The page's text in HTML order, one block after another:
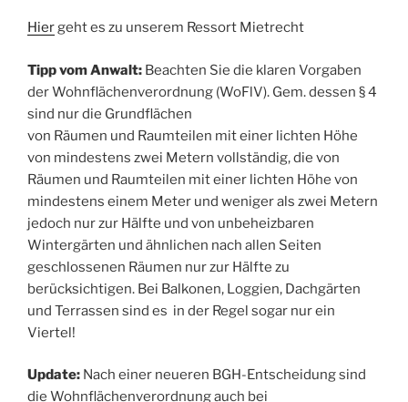
Hiergeht es zu unserem Ressort Mietrecht
Tipp vom Anwalt: Beachten Sie die klaren Vorgaben
der Wohnflächenverordnung (WoFlV). Gem. dessen § 4
sind nur die Grundflächen
von Räumen und Raumteilen mit einer lichten Höhe
von mindestens zwei Metern vollständig, die von
Räumen und Raumteilen mit einer lichten Höhe von
mindestens einem Meter und weniger als zwei Metern
jedoch nur zur Hälfte und von unbeheizbaren
Wintergärten und ähnlichen nach allen Seiten
geschlossenen Räumen nur zur Hälfte zu
berücksichtigen. Bei Balkonen, Loggien, Dachgärten
und Terrassen sind es in der Regel sogar nur ein
Viertel!
Update: Nach einer neueren BGH-Entscheidung sind
die Wohnflächenverordnung auch bei